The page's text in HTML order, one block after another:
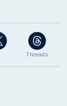
Threads